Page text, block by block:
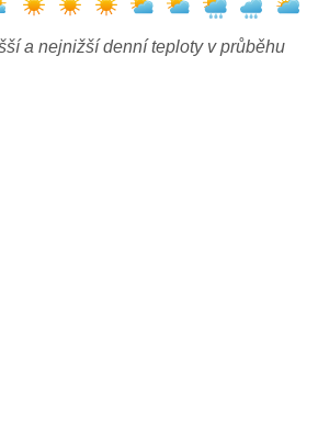
a nejnižší denní teploty v průběhu